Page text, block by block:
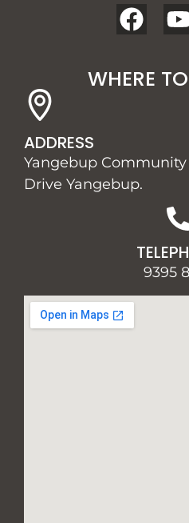
WHERE
ADDRESS
Yangebup
Drive Yangebup.
9395